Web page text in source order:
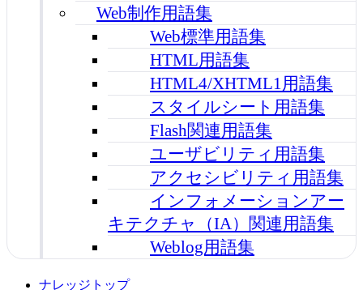
Web制作用語集
Web標準用語集
HTML用語集
HTML4/XHTML1用語集
スタイルシート用語集
Flash関連用語集
ユーザビリティ用語集
アクセシビリティ用語集
インフォメーションアー
キテクチャ（IA）関連用語集
Weblog用語集
ナレッジトップ